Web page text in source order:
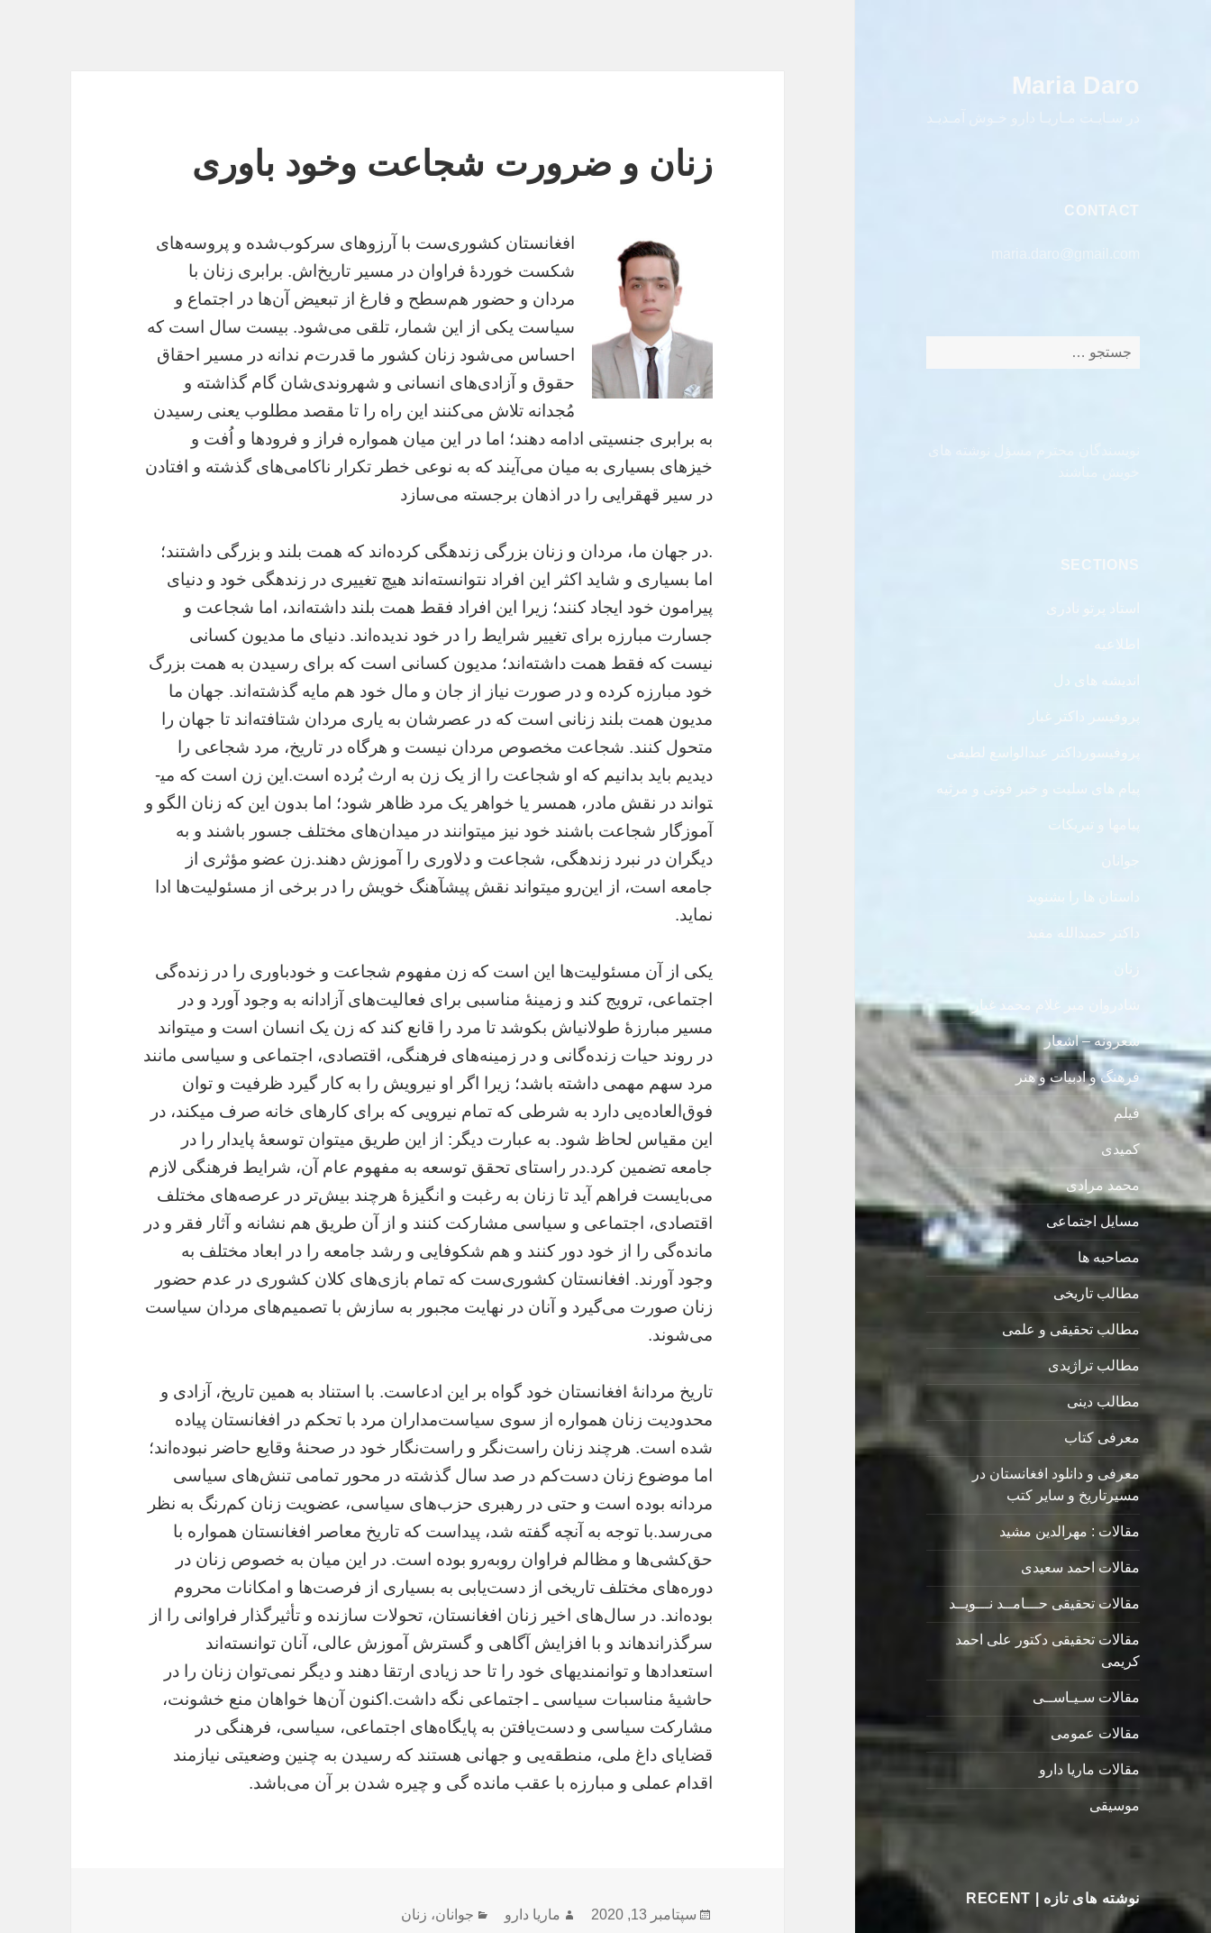
Maria Daro
در سـایـت مـاریـا دارو خـوش آمـدیـد
CONTACT
برای:
نویسندگان محترم مسؤل نوشته های
SECTIONS
استاد پرتو نادری
اطلاعیه
اندیشه های دل
پروفیسر داکتر غبار
پروفیسورداکتر عبدالواسع لطیفی
پیام های سلیت و خبر فوتی و مرثیه
پیامها و تبریکات
جوانان
داستان ها را بشنوید
داکتر حمیدالله مفید
زنان
شادروان میر غلام محمد غبار
شعرونه – اشعار
فرهنگ و ادبیات و هنر
فیلم
کمیدی
محمد مرادی
مسایل اجتماعی
مصاحبه ها
مطالب تاریخی
مطالب تحقیقی و علمی
مطالب تراژیدی
مطالب دینی
معرفی کتاب
معرفی و دانلود افغانستان در
مسیرتاریخ و سایر کتب
مقالات : مهرالدین مشید
مقالات احمد سعیدی
مقالات تحقیقی حـــامــد نـــویــد
مقالات تحقیقی دکتور علی احمد
کریمی
مقالات سـیـاســی
مقالات عمومی
مقالات ماریا دارو
موسیقی
نوشته های تازه | RECENT
زنان و ضرورت شجاعت وخود باوری
افغانستان کشوری‌ست با آرزوهای سرکوب‌‌شده و پروسه‌های
شکست‌‌ خوردۀ فراوان در مسیر تاریخ‌اش. برابری زنان با
مردان و حضور هم‌‌سطح و فارغ از تبعیض آن‌ها در اجتماع و
سیاست یکی از این شمار، تلقی می‌‌شود. بیست سال است که
احساس می‌‌شود زنان کشور ما قدرت‌م ندانه در مسیر احقاق
حقوق و آزادی‌‌های انسانی و شهروندی‌‌شان گام گذاشته و
مُجدانه تلاش می‌کنند این راه را تا مقصد مطلوب‌ یعنی رسیدن
به برابری جنسیتی ادامه دهند؛ اما در این میان همواره فراز و فرودها و اُفت ‌‌و
خیزهای بسیاری به میان می‌آیند که به‌ نوعی خطر تکرار ناکامی‌‌های گذشته و افتادن
در سیر قهقرایی را در اذهان برجسته می‌‌سازد
.در جهان ما، مردان و زنان بزرگی زنده­گی کرده‌اند که همت بلند و بزرگی داشتند؛
اما بسیاری و شاید اکثر این افراد نتوانسته‌اند هیچ تغییری در زنده­گی خود و دنیای
پیرامون خود ایجاد کنند؛ زیرا این افراد فقط همت بلند داشته‌اند، اما شجاعت و
جسارت مبارزه برای تغییر شرایط را در خود ندیده‌اند. دنیای ما مدیون کسانی
نیست که فقط همت داشته‌اند؛ مدیون کسانی است که برای رسیدن به همت بزرگ
خود مبارزه کرده و در صورت نیاز از جان و مال خود هم مایه گذشته‌اند. جهان ما
مدیون همت بلند زنانی است که در عصرشان به یاری مردان شتافته‌اند تا جهان را
متحول کنند. شجاعت مخصوص مردان نیست و هرگاه در تاریخ، مرد شجاعی را
دیدیم باید بدانیم که او شجاعت را از یک زن به ارث بُرده است.این زن است که می­
تواند در نقش مادر، همسر یا خواهر یک مرد ظاهر شود؛ اما بدون این که زنان الگو و
آموزگار شجاعت باشند خود نیز می­توانند در میدان‌های مختلف جسور باشند و به
دیگران در نبرد زنده­گی، شجاعت و دلاوری را آموزش دهند.زن عضو مؤثری از
جامعه است، از این‌رو می­تواند نقش پیش­آهنگ خویش را در برخی از مسئولیت‌ها ادا
نماید.
یکی از آن مسئولیت‌ها این است که زن مفهوم شجاعت و خودباوری را در زنده‌گی
اجتماعی، ترویج کند و زمینۀ مناسبی برای فعالیت‌های آزادانه به وجود آورد و در
مسیر مبارزۀ طولانی­اش بکوشد تا مرد را قانع کند که زن یک انسان است و می­تواند
در روند حیات زنده‌گانی و در زمینه‌های فرهنگی، اقتصادی، اجتماعی و سیاسی مانند
مرد سهم مهمی ­داشته باشد؛ زیرا اگر او نیرویش را به کار گیرد ظرفیت و توان
فوق‌العاده­‌یی دارد به شرطی که تمام نیرویی که برای کارهای خانه صرف می­کند، در
این مقیاس لحاظ شود. به عبارت دیگر: از این طریق می­توان توسعۀ پایدار را در
جامعه تضمین کرد.در راستای تحقق توسعه به مفهوم عام آن، شرایط فرهنگی لازم
می‌بایست فراهم آید تا زنان به رغبت و انگیزۀ هرچند بیش‌تر در عرصه‌های مختلف
اقتصادی، اجتماعی و سیاسی مشارکت کنند و از آن طریق هم نشانه و آثار فقر و در
مانده‌گی را از خود دور کنند و هم شکوفایی و رشد جامعه را در ابعاد مختلف به
وجود آورند. افغانستان کشوری‌ست که تمام بازی‌‌های کلان‌ کشوری در عدم حضور
زنان صورت می‌گیرد و آنان در نهایت مجبور به سازش با تصمیم‌‌های مردان سیاست
می‌‌شوند.
تاریخ مردانۀ افغانستان خود گواه بر این ادعاست. با استناد به همین تاریخ، آزادی و
محدودیت زنان همواره از سوی سیاست‌مداران مرد با تحکم در افغانستان پیاده
شده است. هرچند زنان راست‌نگر و راست‌نگار خود در صحنۀ وقایع حاضر نبوده‌اند؛
اما موضوع زنان دست‌کم در صد سال گذشته در محور تمامی تنش‌‌های سیاسی
مردانه بوده است و حتی در رهبری حزب‌های سیاسی، عضویت زنان کم‌رنگ به نظر
می‌رسد.با توجه به آنچه گفته شد، پيداست که تاریخ معاصر افغانستان همواره با
حق‌‌کشی‌‌ها و مظالم فراوان رو‌به‌رو بوده است. در این میان به ‌خصوص زنان در
دوره‌های مختلف تاریخی از دست‌یابی به بسیاری از فرصت‌‌ها و امکانات محروم
بوده‌‌اند. در سال‌‌های اخیر زنان افغانستان، تحولات سازنده و تأثیرگذار فراوانی را از
سرگذرانده‏اند و با افزایش آگاهی و گسترش آموزش عالی، آنان توانسته‌اند
استعدادها و توانمندی‏های‏ خود را تا حد زیادی ارتقا دهند و دیگر نمی‌توان زنان را در
حاشیۀ‏ مناسبات‏ سیاسی ـ اجتماعی نگه داشت.اکنون آن‌ها خواهان منع خشونت،
مشارکت سیاسی و دست‌یافتن به پایگاه‌های اجتماعی، سیاسی، فرهنگی در
قضایای داغ ملی، منطقه‌یی و جهانی هستند که رسیدن به چنین وضعیتی نیازمند
اقدام عملی و مبارزه­ با عقب مانده گی و چیره شدن بر آن می‌باشد.
ارسال
سپتامبر 13, 2020 نویسنده
ماریا دارو دسته‌ها
جوانان، زنان